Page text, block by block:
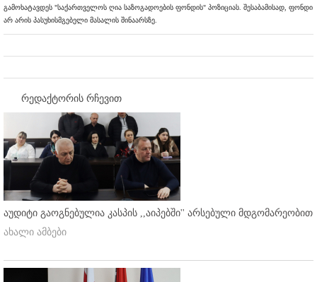
გამოხატავდეს "საქართველოს ღია საზოგადოების ფონდის" პოზიციას. შესაბამისად, ფონდი
არ არის პასუხისმგებელი მასალის შინაარსზე.
რედაქტორის რჩევით
აუდიტი გაოგნებულია კასპის ,,აიპებში'' არსებული მდგომარეობით
ახალი ამბები